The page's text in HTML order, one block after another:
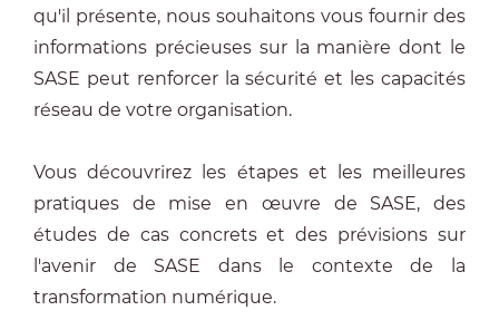
qu'il présente, nous souhaitons vous fournir des
informations précieuses sur la manière dont le
SASE peut renforcer la sécurité et les capacités
réseau de votre organisation.
Vous découvrirez les étapes et les meilleures
pratiques de mise en œuvre de SASE, des
études de cas concrets et des prévisions sur
l'avenir de SASE dans le contexte de la
transformation numérique.